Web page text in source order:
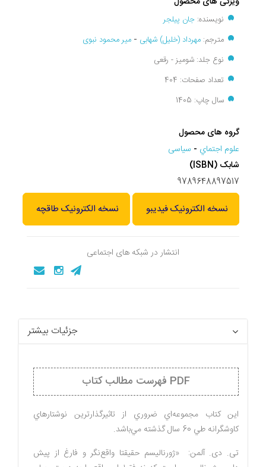
نویسنده: جان پیلجر
مترجم: مهرداد (خلیل) شهابی - میر محمود نبوی
نوع جلد: شومیز - رقعی
تعداد صفحات: 404
سال چاپ: 1405
گروه های محصول
علوم اجتماي - سیاسی
شابک (ISBN)
9789648897517
نسخه الکترونیک فیدیبو نسخه الکترونیک طاقچه
انتشار در شبکه های اجتماعی
جزئیات بیشتر
PDF فهرست مطالب کتاب
اين كتاب مجموعه‌اي ضروري از تاثيرگذارترين نوشتارهاي
كاوشگرانه طي 60 سال گذشته مي‌باشد.
تی. دی. آلمن: «ژورنالیسم حقیقتا واقع‌نگر و فارغ از پیش